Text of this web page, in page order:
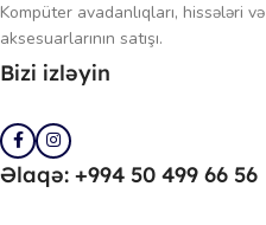
Kompüter avadanlıqları, hissələri və
aksesuarlarının satışı.
Bizi izləyin
Əlaqə: +994 50 499 66 56